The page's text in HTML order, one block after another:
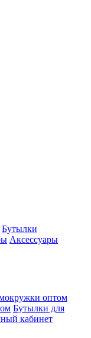
Бутылки
Аксессуары
оптом
Бутылки для
кабинет